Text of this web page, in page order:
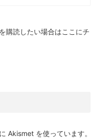
購読したい場合はここにチ
Akismet を使っています。